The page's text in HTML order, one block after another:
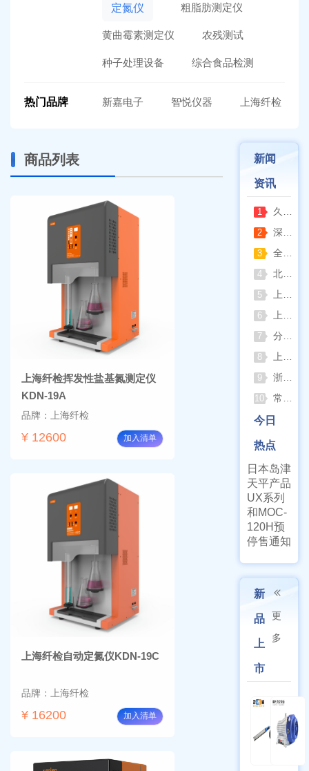
定氮仪 粗脂肪测定仪
黄曲霉素测定仪 农残测试
种子处理设备 综合食品检测
热门品牌 新嘉电子 智悦仪器 上海纤检
商品列表
上海纤检挥发性盐基氮测定仪
KDN-19A
品牌：上海纤检
¥ 12600 加入清单
上海纤检自动定氮仪KDN-19C
品牌：上海纤检
¥ 16200 加入清单
新闻
资讯
1 久兴医疗高压蒸汽灭菌器：制药科研灭菌的可靠之选
2 深那静音超声波清洗仪：科研洁净新标准，安静高效更安心
3 全自动凯氏定氮仪测定焦炭中氮 上海纤检助力焦化行业精准检测
4 北京六一电泳仪完整选型指南（分电泳槽 + 电源两大模块，按实验场景直接匹配）
5 上海仪电吸光光度法和荧光分析法的异同
6 上海佑科GC-7860系列网络化气相色谱仪
7 分清生物安全柜与洁净工作台 苏州安泰科普两类设备差异
8 上海申安灭菌器外排、内排与干燥功能全解析
9 浙江孚夏：打造合规可靠的实验室洁净装备
10 常熟雪科实验室制冰机日常保养要点
今日
热点
日本岛津
天平产品
UX系列
和MOC-
120H预
停售通知
新
品
上
市
更
多